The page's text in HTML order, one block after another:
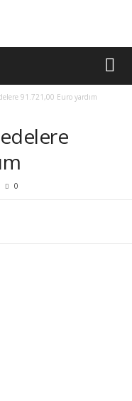
91.721,00 Euro yardım
0